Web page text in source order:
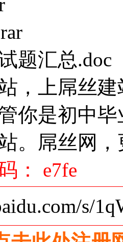
题汇总.doc
，上屌丝
你是初中
。屌丝网
： e7fe
s/